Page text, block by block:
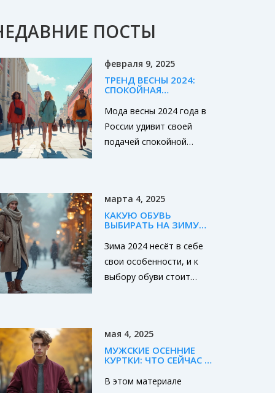
ПОСТЫ
февраля 9, 2025
ТРЕНД ВЕСНЫ 2024:
СПОКОЙНАЯ
Мода весны 2024 года в
России удивит своей
подачей спокойной
практичность выходят
на первый план,
новыми цветами и кроем.
Обновленный стиль
позволяет проявить
материалах и
сочетаниях, которые
марта 4, 2025
КАКУЮ ОБУВЬ
ВЫБИРАТЬ НА ЗИМУ
МУЖЧИН
Зима 2024 несёт в себе
свои особенности, и к
выбору обуви стоит
дополнить ваш стиль, но
и защитить ноги от
Обращайте внимание на
мая 4, 2025
МУЖСКИЕ ОСЕННИЕ
КУРТКИ: ЧТО СЕЙЧАС В
В этом материале